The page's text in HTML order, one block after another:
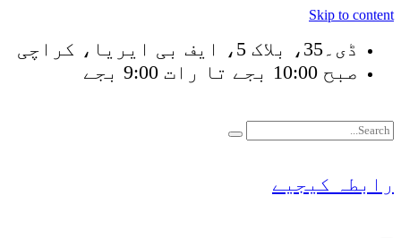
Skip to content
ڈی۔35، بلاک 5، ایف بی ایریا، کراچی
صبح 10:00 بجے تا رات 9:00 بجے
رابطہ کیجیے